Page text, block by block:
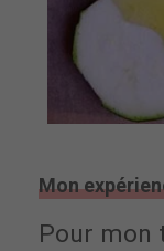
Mon
Pour mon